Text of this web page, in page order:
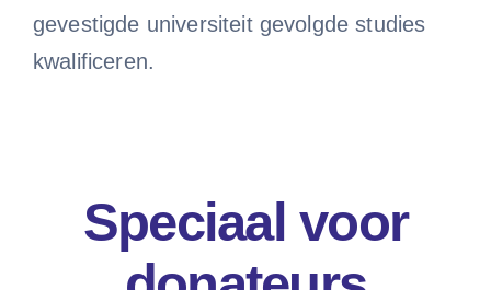
gevestigde universiteit gevolgde studies
kwalificeren.
Speciaal voor